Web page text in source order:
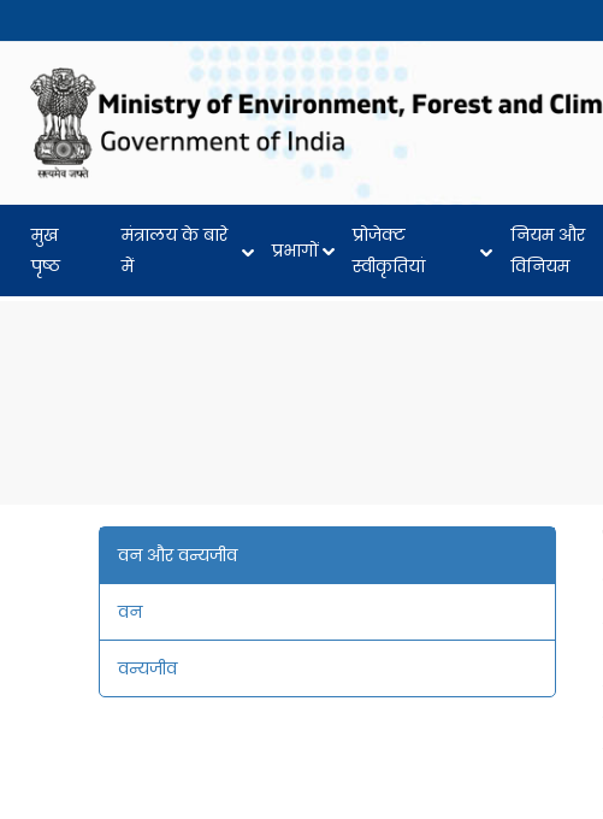
मुख
पृष्ठ
मंत्रालय के बारे
में
प्रभागों
प्रोजेक्ट
स्वीकृतियां
नियम और
विनियम
वन और वन्यजीव
वन
वन्यजीव